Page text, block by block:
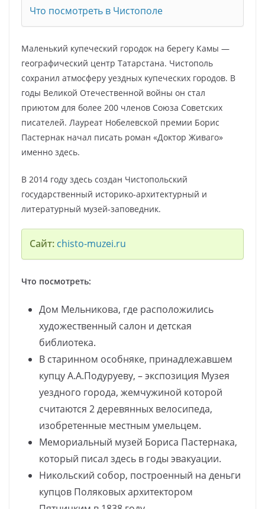
Что посмотреть в Чистополе
Маленький купеческий городок на берегу Камы —
географический центр Татарстана. Чистополь
сохранил атмосферу уездных купеческих городов. В
годы Великой Отечественной войны он стал
приютом для более 200 членов Союза Советских
писателей. Лауреат Нобелевской премии Борис
Пастернак начал писать роман «Доктор Живаго»
именно здесь.
В 2014 году здесь создан Чистопольский
государственный историко-архитектурный и
литературный музей-заповедник.
Сайт: chisto-muzei.ru
Что посмотреть:
Дом Мельникова, где расположились
художественный салон и детская
библиотека.
В старинном особняке, принадлежавшем
купцу А.А.Подуруеву, – экспозиция Музея
уездного города, жемчужиной которой
считаются 2 деревянных велосипеда,
изобретенные местным умельцем.
Мемориальный музей Бориса Пастернака,
который писал здесь в годы эвакуации.
Никольский собор, построенный на деньги
купцов Поляковых архитектором